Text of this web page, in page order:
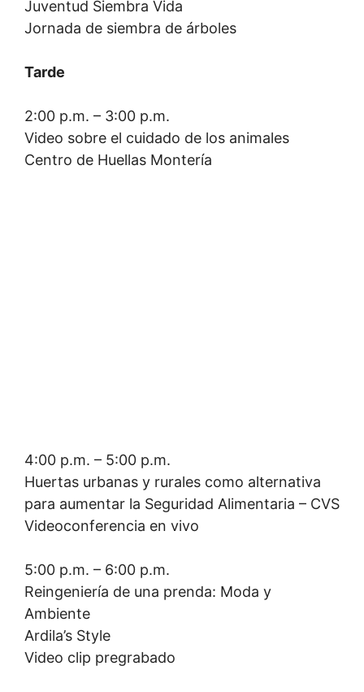
Juventud Siembra Vida
Jornada de siembra de árboles
Tarde
2:00 p.m. – 3:00 p.m.
Video sobre el cuidado de los animales
Centro de Huellas Montería
4:00 p.m. – 5:00 p.m.
Huertas urbanas y rurales como alternativa
para aumentar la Seguridad Alimentaria – CVS
Videoconferencia en vivo
5:00 p.m. – 6:00 p.m.
Reingeniería de una prenda: Moda y
Ambiente
Ardila’s Style
Video clip pregrabado